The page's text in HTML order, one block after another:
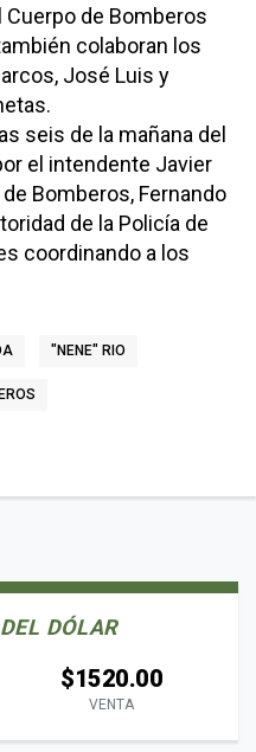
de Bomberos
colaboran los
José Luis y
seis de la mañana del
el intendente Javier
Bomberos, Fernando
de la Policía de
coordinando a los
"NENE" RIO
DÓLAR
$1520.00
VENTA